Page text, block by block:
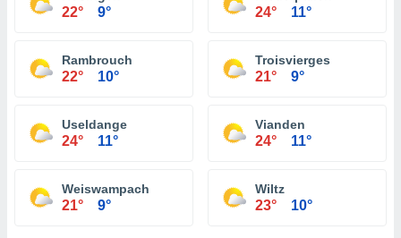
22° 9° 24° 11°
Rambrouch
22° 10°
Troisvierges
21° 9°
Useldange
24° 11°
Vianden
24° 11°
Weiswampach
21° 9°
Wiltz
23° 10°